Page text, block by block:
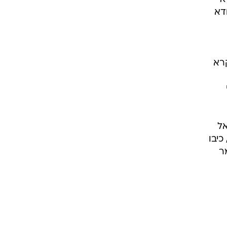
הידועות לשמצה בבנגקוק, שבה מועדוני חשפנות רבים, בסביבות השעה 22:00, כיבו